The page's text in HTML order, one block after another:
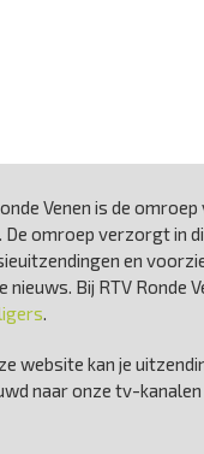
Venen is de
De omroep verzorgt in
en
nieuws. Bij RTV Ronde
.
website kan je
naar onze tv-